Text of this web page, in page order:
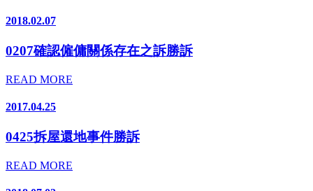
2018.02.07
0207確認僱傭關係存在之訴勝訴
READ MORE
2017.04.25
0425拆屋還地事件勝訴
READ MORE